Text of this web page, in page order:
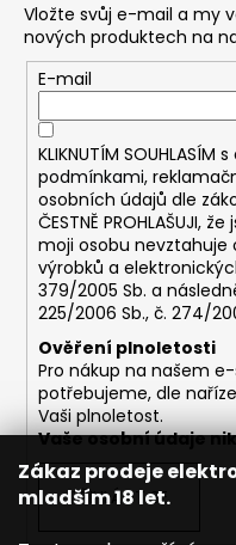
Zákaz prodeje
mladším 18 let.
Vložte svůj e-mail a my
nových produktech na
E-mail
KLIKNUTÍM SOUHLASÍM s
podmínkami,
osobních údajů dle
ČESTNĚ PROHLAŠUJI,
moji osobu
výrobků a
379/2005 Sb. a
225/2006 Sb., č. 274/
Ověření plnoletosti
Pro nákup na našem
potřebujeme, dle
Vaši plnoletost.
Vaše osobní údaje
PŘIHLÁSIT SE